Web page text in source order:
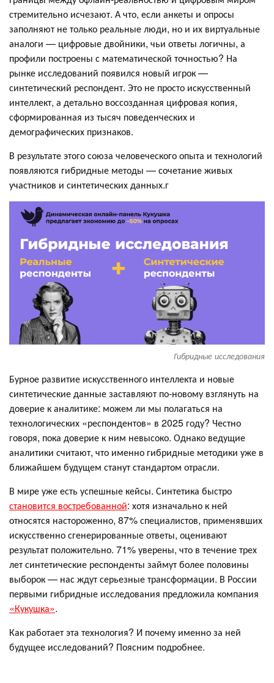
стремительно исчезают. А что, если анкеты и опросы
заполняют не только реальные люди, но и их виртуальные
аналоги — цифровые двойники, чьи ответы логичны, а
профили построены с математической точностью? На
рынке исследований появился новый игрок —
синтетический респондент. Это не просто искусственный
интеллект, а детально воссозданная цифровая копия,
сформированная из тысяч поведенческих и
демографических признаков.
В результате этого союза человеческого опыта и технологий
появляются гибридные методы — сочетание живых
участников и синтетических данных.г
Гибридные исследования
Бурное развитие искусственного интеллекта и новые
синтетические данные заставляют по-новому взглянуть на
доверие к аналитике: можем ли мы полагаться на
технологических «респондентов» в 2025 году? Честно
говоря, пока доверие к ним невысоко. Однако ведущие
аналитики считают, что именно гибридные методики уже в
ближайшем будущем станут стандартом отрасли.
В мире уже есть успешные кейсы. Синтетика быстро
становится востребованной: хотя изначально к ней
относятся настороженно, 87% специалистов, применявших
искусственно сгенерированные ответы, оценивают
результат положительно. 71% уверены, что в течение трех
лет синтетические респонденты займут более половины
выборок — нас ждут серьезные трансформации. В России
первыми гибридные исследования предложила компания
«Кукушка».
Как работает эта технология? И почему именно за ней
будущее исследований? Поясним подробнее.